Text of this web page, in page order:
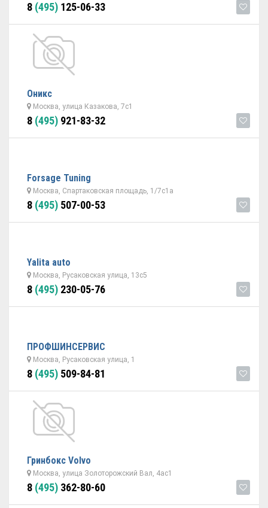
8 (495) 125-06-33
Оникс
Москва, улица Казакова, 7с1
8 (495) 921-83-32
Forsage Tuning
Москва, Спартаковская площадь, 1/7с1а
8 (495) 507-00-53
Yalita auto
Москва, Русаковская улица, 13с5
8 (495) 230-05-76
ПРОФШИНСЕРВИС
Москва, Русаковская улица, 1
8 (495) 509-84-81
Гринбокс Volvo
Москва, улица Золоторожский Вал, 4ас1
8 (495) 362-80-60